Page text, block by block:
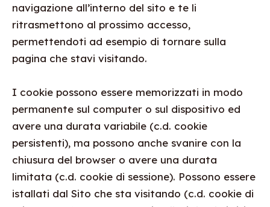
navigazione all’interno del sito e te li
ritrasmettono al prossimo accesso,
permettendoti ad esempio di tornare sulla
pagina che stavi visitando.
I cookie possono essere memorizzati in modo
permanente sul computer o sul dispositivo ed
avere una durata variabile (c.d. cookie
persistenti), ma possono anche svanire con la
chiusura del browser o avere una durata
limitata (c.d. cookie di sessione). Possono essere
istallati dal Sito che sta visitando (c.d. cookie di